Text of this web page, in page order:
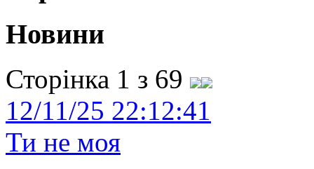
Новини
Сторінка 1 з 69
12/11/25 22:12:41
Ти не моя